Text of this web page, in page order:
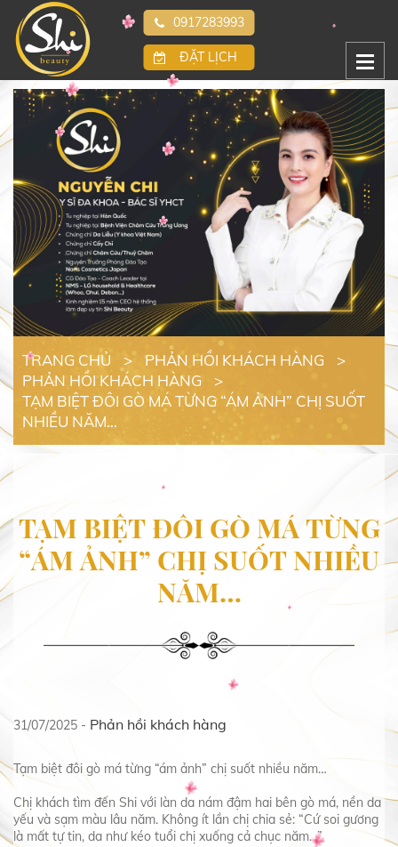
0917283993
ĐẶT LỊCH
TRANG CHỦ > PHẢN HỒI KHÁCH HÀNG
>
PHẢN HỒI KHÁCH HÀNG
>
TẠM BIỆT ĐÔI GÒ MÁ TỪNG “ÁM ẢNH” CHỊ SUỐT
NHIỀU NĂM…
TẠM BIỆT ĐÔI GÒ MÁ TỪNG
“ÁM ẢNH” CHỊ SUỐT NHIỀU
NĂM…
31/07/2025 - Phản hồi khách hàng
Tạm biệt đôi gò má từng “ám ảnh” chị suốt nhiều năm…
Chị khách tìm đến Shi với làn da nám đậm hai bên gò má, nền da
yếu và sạm màu lâu năm. Không ít lần chị chia sẻ: “Cứ soi gương
là mất tự tin, da như kéo tuổi chị xuống cả chục năm…”